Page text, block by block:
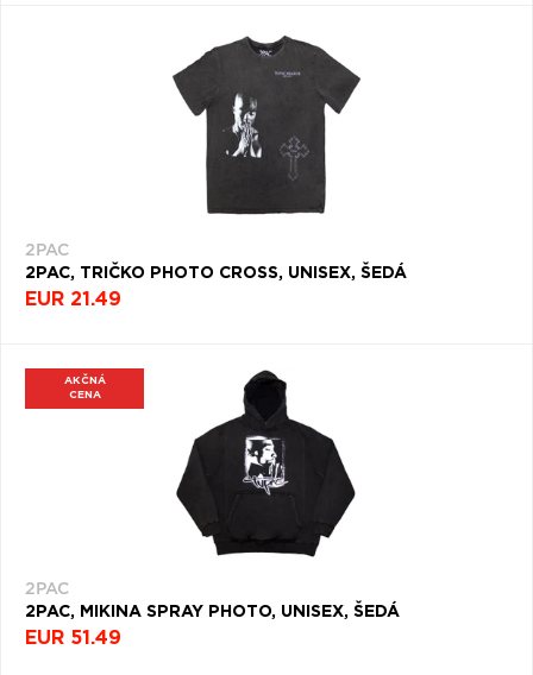
2PAC
2PAC, TRIČKO PHOTO CROSS, UNISEX, ŠEDÁ
EUR 21.49
AKČNÁ
CENA
2PAC
2PAC, MIKINA SPRAY PHOTO, UNISEX, ŠEDÁ
EUR 51.49